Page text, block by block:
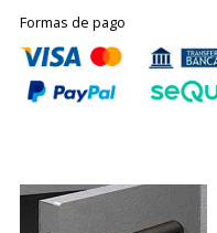
Formas de pago